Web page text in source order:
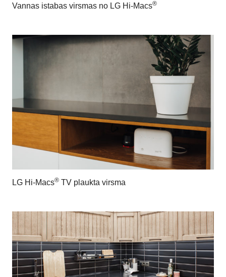
Vannas istabas virsmas no LG Hi-Macs®
LG Hi-Macs® TV plaukta virsma